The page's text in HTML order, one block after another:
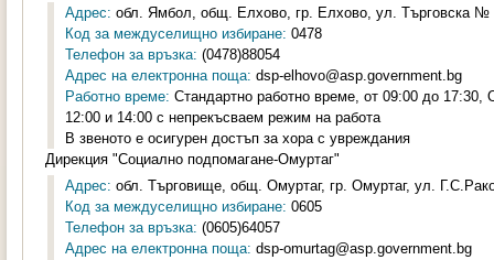
Адрес: обл. Ямбол, общ. Елхово, гр. Елхово, ул. Търговска №
Код за междуселищно избиране: 0478
Телефон за връзка: (0478)88054
Адрес на електронна поща: dsp-elhovo@asp.government.bg
Работно време: Стандартно работно време, от 09:00 до
12:00 и 14:00 с непрекъсваем режим на работа
В звеното е осигурен достъп за хора с увреждания
Дирекция "Социално подпомагане-Омуртаг"
Адрес: обл. Търговище, общ. Омуртаг, гр. Омуртаг, ул.
Код за междуселищно избиране: 0605
Телефон за връзка: (0605)64057
Адрес на електронна поща: dsp-omurtag@asp.government.bg